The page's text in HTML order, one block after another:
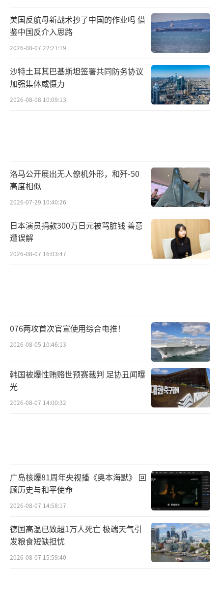
美国反航母新战术抄了中国的作业吗 借
鉴中国反介入思路
2026-08-07 22:21:19
沙特土耳其巴基斯坦签署共同防务协议
加强集体威慑力
2026-08-08 10:09:13
洛马公开展出无人僚机外形，和歼-50
高度相似
2026-07-29 10:40:26
日本演员捐款300万日元被骂脏钱 善意
遭误解
2026-08-07 16:03:47
076两攻首次官宣使用综合电推！
2026-08-05 10:46:13
韩国被爆性贿赂世预赛裁判 足协丑闻曝
光
2026-08-07 14:00:32
广岛核爆81周年央视播《奥本海默》 回
顾历史与和平使命
2026-08-07 14:58:17
德国高温已致超1万人死亡 极端天气引
发粮食短缺担忧
2026-08-07 15:59:40